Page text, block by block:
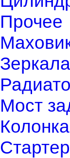
Прочее
Зеркала
Мост
Стартер